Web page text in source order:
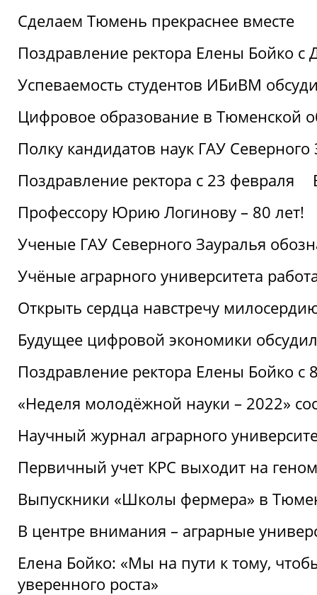
Сделаем Тюмень прекраснее вместе
Поздравление ректора Елены Бойко с
Успеваемость студентов ИБиВМ
Цифровое образование в Тюменской
Полку кандидатов наук ГАУ
Поздравление ректора с 23 февраля
Профессору Юрию Логинову – 80 лет!
Ученые ГАУ Северного Зауралья
Учёные аграрного университета
Открыть сердца навстречу
Будущее цифровой экономики
Поздравление ректора Елены Бойко с
«Неделя молодёжной науки – 2022»
Научный журнал аграрного
Первичный учет КРС выходит на
Выпускники «Школы фермера» в
В центре внимания – аграрные
Елена Бойко: «Мы на пути к тому,
уверенного роста»